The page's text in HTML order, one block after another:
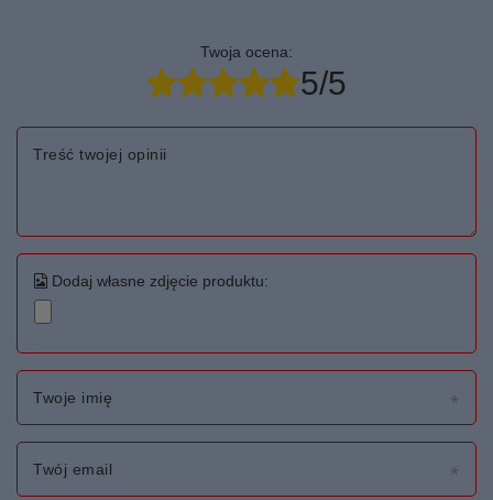
Twoja ocena:
5/5
Treść twojej opinii
Dodaj własne zdjęcie produktu:
Twoje imię
Twój email